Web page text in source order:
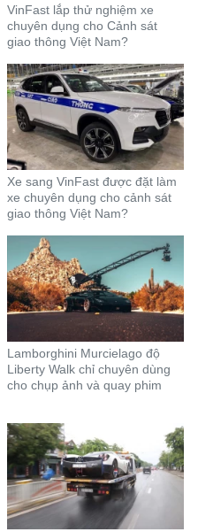
VinFast lắp thử nghiệm xe
chuyên dụng cho Cảnh sát
giao thông Việt Nam?
Xe sang VinFast được đặt làm
xe chuyên dụng cho cảnh sát
giao thông Việt Nam?
Lamborghini Murcielago độ
Liberty Walk chỉ chuyên dùng
cho chụp ảnh và quay phim